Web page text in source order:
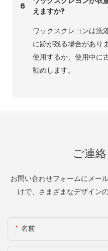
6
えますか?
ワックスクレヨンは洗
に跡が残る場合があり
使用するか、使用中に
勧めします。
ご連
お問い合わせフォームにメー
けで、さまざまなデザイン
名前